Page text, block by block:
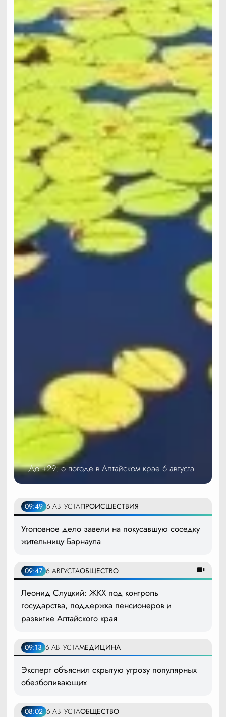
До +29: о погоде в Алтайском крае 6 августа
09:49 6 АВГУСТАПРОИСШЕСТВИЯ
Уголовное дело завели на покусавшую соседку
жительницу Барнаула
09:47 6 АВГУСТАОБЩЕСТВО
Леонид Слуцкий: ЖКХ под контроль
государства, поддержка пенсионеров и
развитие Алтайского края
09:13 6 АВГУСТАМЕДИЦИНА
Эксперт объяснил скрытую угрозу популярных
обезболивающих
08:02 6 АВГУСТАОБЩЕСТВО